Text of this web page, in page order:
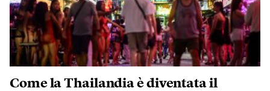
Come la Thailandia è diventata il